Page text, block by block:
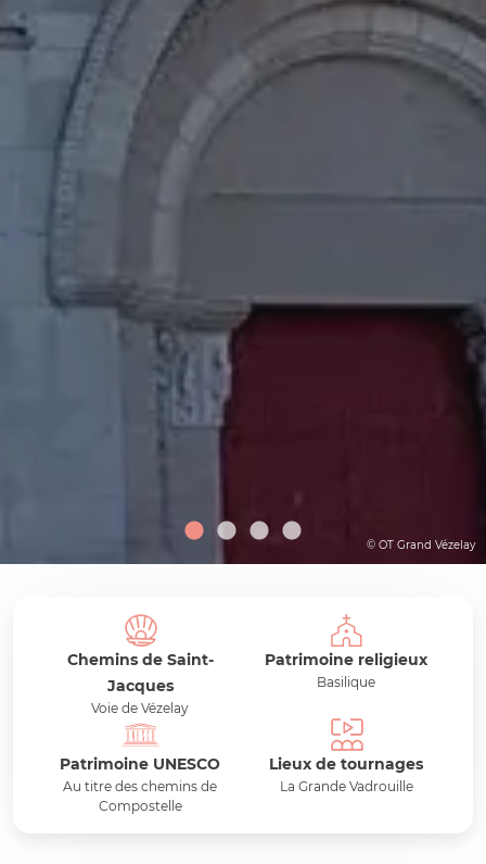
© OT Grand Vézelay
Chemins de Saint-
Jacques
Voie de Vézelay
Patrimoine religieux
Basilique
Patrimoine UNESCO
Au titre des chemins de
Compostelle
Lieux de tournages
La Grande Vadrouille